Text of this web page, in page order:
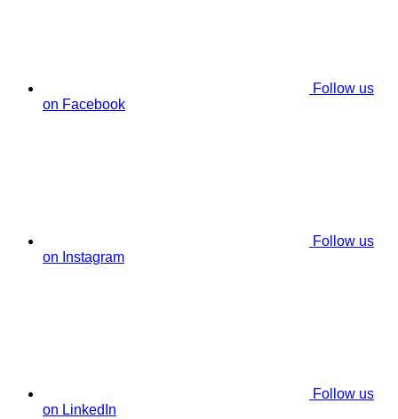
Follow us
on Facebook
Follow us
on Instagram
Follow us
on LinkedIn